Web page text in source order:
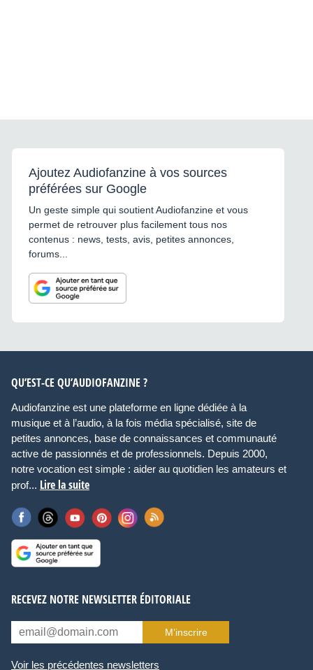
Ajoutez Audiofanzine à vos sources
préférées sur Google
Un geste simple qui soutient Audiofanzine et vous
permet de retrouver plus facilement tous nos
contenus : news, tests, avis, petites annonces,
forums...
QU’EST-CE QU’AUDIOFANZINE ?
Audiofanzine est une plateforme en ligne dédiée à la
musique et à l’audio, à la fois média spécialisé, site de
petites annonces, base de connaissances et communauté
active de passionnés et de professionnels. Depuis 2000,
notre vocation est simple : aider au quotidien les amateurs et
prof... Lire la suite
RECEVEZ NOTRE NEWSLETTER ÉDITORIALE
M’inscrire
Voir les précédentes newsletters